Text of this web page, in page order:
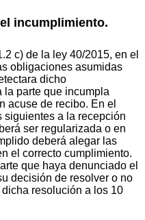
incumplimiento.
c) de la ley 40/2015, en el
obligaciones asumidas
dicho
la parte que incumpla
acuse de recibo. En el
siguientes a la recepción
ser regularizada o en
deberá alegar las
el correcto cumplimiento.
que haya denunciado el
decisión de resolver o no
resolución a los 10